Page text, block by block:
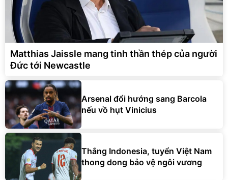
Matthias Jaissle mang tinh thần thép của người
Đức tới Newcastle
Arsenal đổi hướng sang Barcola
nếu vồ hụt Vinicius
Thắng Indonesia, tuyển Việt Nam
thong dong bảo vệ ngôi vương